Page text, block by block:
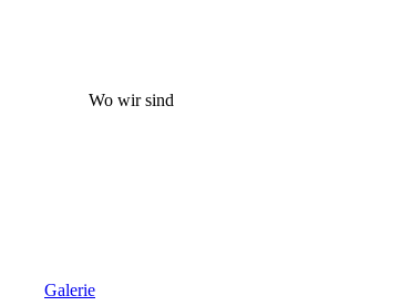
Wo wir sind
Galerie